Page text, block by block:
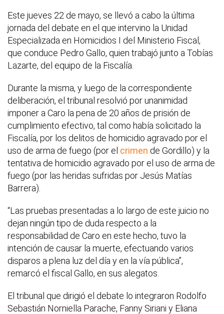
Este jueves 22 de mayo, se llevó a cabo la última
jornada del debate en el que intervino la Unidad
Especializada en Homicidios I del Ministerio Fiscal,
que conduce Pedro Gallo, quien trabajó junto a Tobías
Lazarte, del equipo de la Fiscalía.
Durante la misma, y luego de la correspondiente
deliberación, el tribunal resolvió por unanimidad
imponer a Caro la pena de 20 años de prisión de
cumplimiento efectivo, tal como había solicitado la
Fiscalía, por los delitos de homicidio agravado por el
uso de arma de fuego (por el crimen de Gordillo) y la
tentativa de homicidio agravado por el uso de arma de
fuego (por las heridas sufridas por Jesús Matías
Barrera).
“Las pruebas presentadas a lo largo de este juicio no
dejan ningún tipo de duda respecto a la
responsabilidad de Caro en este hecho, tuvo la
intención de causar la muerte, efectuando varios
disparos a plena luz del día y en la vía pública”,
remarcó el fiscal Gallo, en sus alegatos.
El tribunal que dirigió el debate lo integraron Rodolfo
Sebastián Norniella Parache, Fanny Siriani y Eliana